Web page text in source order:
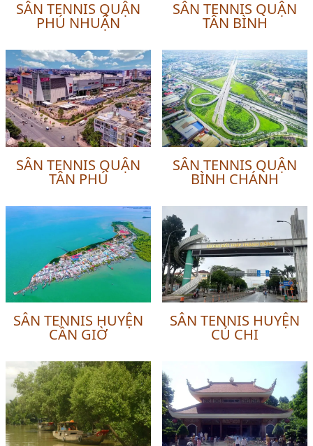
SÂN TENNIS QUẬN
PHÚ NHUẬN
SÂN TENNIS QUẬN
TÂN BÌNH
SÂN TENNIS QUẬN
TÂN PHÚ
SÂN TENNIS QUẬN
BÌNH CHÁNH
SÂN TENNIS HUYỆN
CẦN GIỜ
SÂN TENNIS HUYỆN
CỦ CHI